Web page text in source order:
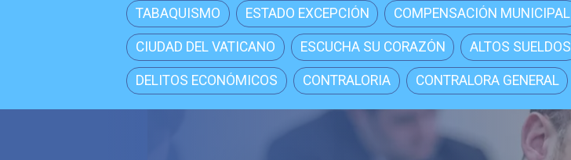
TABAQUISMO ESTADO EXCEPCIÓN COMPENSACIÓN MUNICIPAL
CIUDAD DEL VATICANO ESCUCHA SU CORAZÓN ALTOS SUELDOS
DELITOS ECONÓMICOS CONTRALORIA CONTRALORA GENERAL